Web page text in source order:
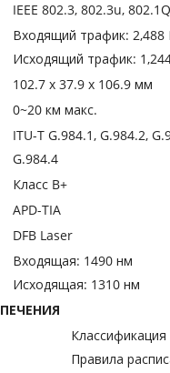
IEEE 802.3, 802.3u,
Входящий трафик: 2,488
Исходящий трафик:
102.7 x 37.9 x 106.9 мм
0~20 км макс.
ITU-T G.984.1, G.984.2,
G.984.4
Класс B+
APD-TIA
DFB Laser
Входящая: 1490 нм
Исходящая: 1310 нм
Правила